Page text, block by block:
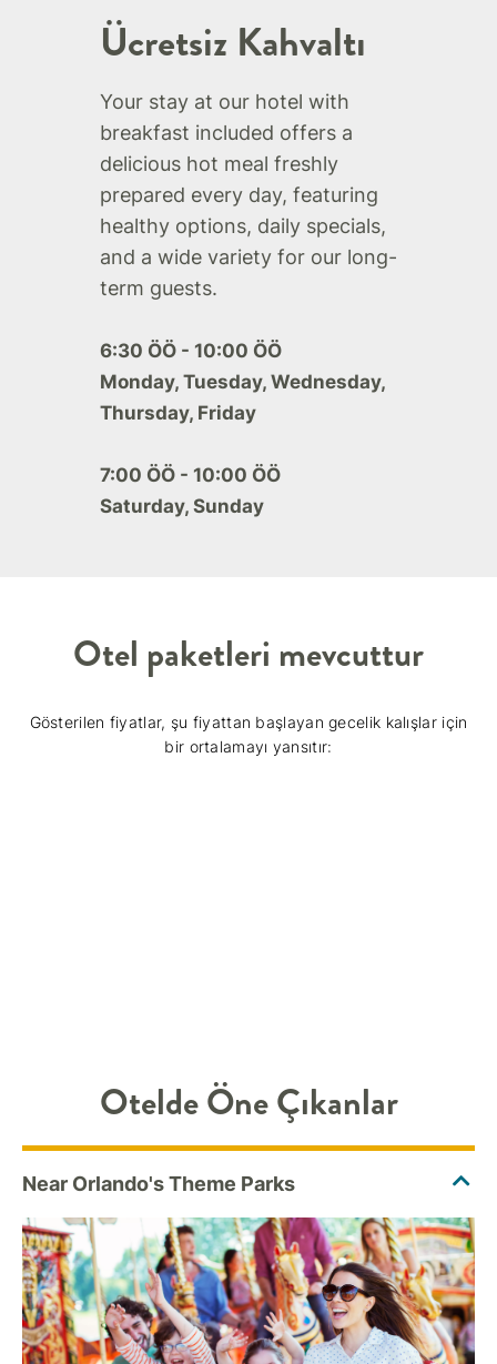
Ücretsiz Kahvaltı
Your stay at our hotel with
breakfast included offers a
delicious hot meal freshly
prepared every day, featuring
healthy options, daily specials,
and a wide variety for our long-
term guests.
6:30 ÖÖ - 10:00 ÖÖ
Monday, Tuesday, Wednesday,
Thursday, Friday
7:00 ÖÖ - 10:00 ÖÖ
Saturday, Sunday
Otel paketleri mevcuttur
Gösterilen fiyatlar, şu fiyattan başlayan gecelik kalışlar için
bir ortalamayı yansıtır:
Otelde Öne Çıkanlar